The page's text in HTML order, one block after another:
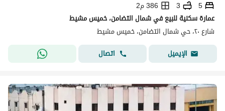
5
3
386 م2
عمارة سكنية للبيع في شمال التضامن، خميس مشيط
شارع ٢٠، حي شمال التضامن، خميس مشيط
الإيميل
اتصال